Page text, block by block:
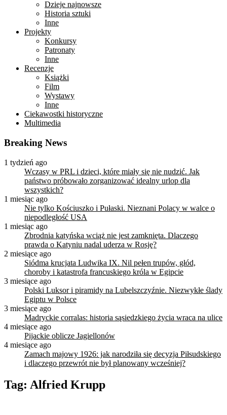
Dzieje najnowsze
Historia sztuki
Inne
Projekty
Konkursy
Patronaty
Inne
Recenzje
Książki
Film
Wystawy
Inne
Ciekawostki historyczne
Multimedia
Breaking News
1 tydzień ago
Wczasy w PRL i dzieci, które miały się nie nudzić. Jak
państwo próbowało zorganizować idealny urlop dla
wszystkich?
1 miesiąc ago
Nie tylko Kościuszko i Pułaski. Nieznani Polacy w walce o
niepodległość USA
1 miesiąc ago
Zbrodnia katyńska wciąż nie jest zamknięta. Dlaczego
prawda o Katyniu nadal uderza w Rosję?
2 miesiące ago
Siódma krucjata Ludwika IX. Nil pełen trupów, głód,
choroby i katastrofa francuskiego króla w Egipcie
3 miesiące ago
Polski Luksor i piramidy na Lubelszczyźnie. Niezwykłe ślady
Egiptu w Polsce
3 miesiące ago
Madryckie corralas: historia sąsiedzkiego życia wraca na ulice
4 miesiące ago
Pijackie oblicze Jagiellonów
4 miesiące ago
Zamach majowy 1926: jak narodziła się decyzja Piłsudskiego
i dlaczego przewrót nie był planowany wcześniej?
Tag: Alfried Krupp